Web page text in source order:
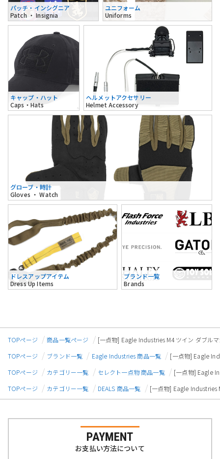
パッチ・インシグニア
Patch ・ Insignia
ユニフォーム
Uniforms
キャップ・ハット
Caps・Hats
ヘルメットアクセサリー
Helmet Accessory
グローブ・時計
Gloves ・ Watch
ドレスアップアイテム
Dress Up Items
ブランド一覧
Brands
TOPページ 商品一覧ページ
[一点物] Eagle Industries M4 ツイン ダブル
TOPページ
ブランド一覧 Eagle Industries 商品一覧
[一点物] Eagle
TOPページ
カテゴリー一覧 セレクト一点物 商品一覧
[一点物] Eagle
TOPページ
カテゴリー一覧 DEALS 商品一覧 [一点物] Eagle Industries
PAYMENT
お支払い方法について